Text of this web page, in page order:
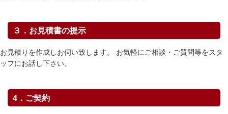
３．お見積書の提示
お見積りを作成しお伺い致します。 お気軽にご相談・ご質問等をスタ
ッフにお話し下さい。
4．ご契約